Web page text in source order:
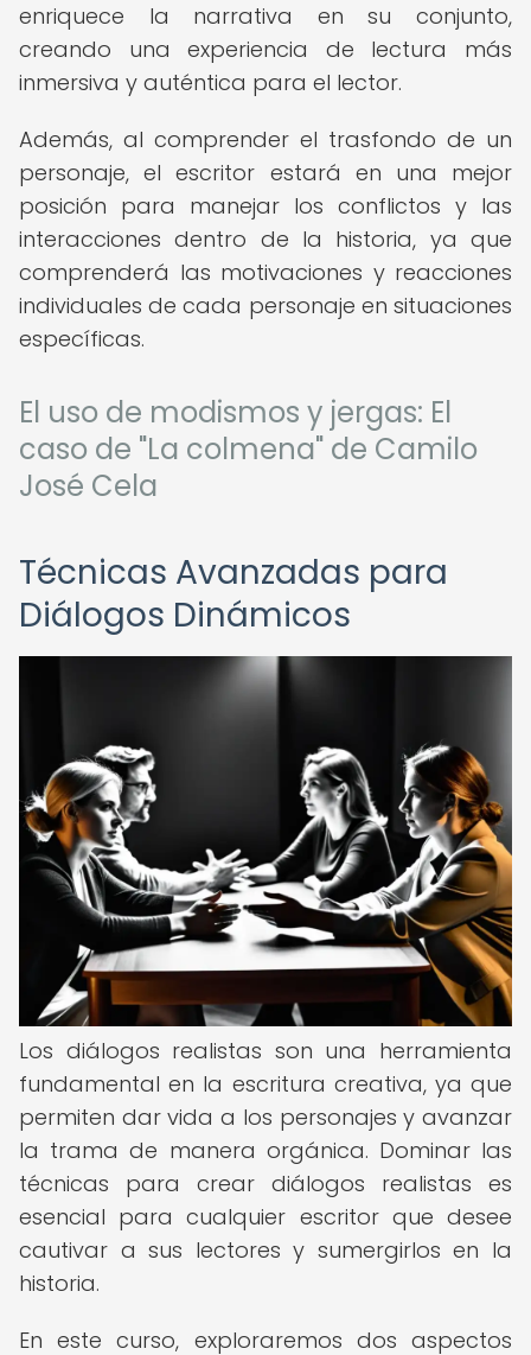
enriquece la narrativa en su conjunto,
creando una experiencia de lectura más
inmersiva y auténtica para el lector.
Además, al comprender el trasfondo de un
personaje, el escritor estará en una mejor
posición para manejar los conflictos y las
interacciones dentro de la historia, ya que
comprenderá las motivaciones y reacciones
individuales de cada personaje en situaciones
específicas.
El uso de modismos y jergas: El
caso de "La colmena" de Camilo
José Cela
Técnicas Avanzadas para
Diálogos Dinámicos
Los diálogos realistas son una herramienta
fundamental en la escritura creativa, ya que
permiten dar vida a los personajes y avanzar
la trama de manera orgánica. Dominar las
técnicas para crear diálogos realistas es
esencial para cualquier escritor que desee
cautivar a sus lectores y sumergirlos en la
historia.
En este curso, exploraremos dos aspectos